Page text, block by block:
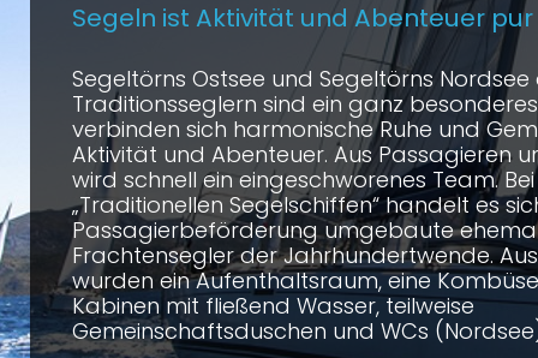
Segeln ist Aktivität und Abenteuer pur
Segeltörns Ostsee und Segeltörns
Traditionsseglern sind ein ganz besonderes
verbinden sich harmonische Ruhe und
Aktivität und Abenteuer. Aus Passagieren
wird schnell ein eingeschworenes Team.
„Traditionellen Segelschiffen“ handelt es
Passagierbeförderung umgebaute
Frachtensegler der Jahrhundertwende.
wurden ein Aufenthaltsraum, eine
Kabinen mit fließend Wasser, teilweise
Gemeinschaftsduschen und WCs